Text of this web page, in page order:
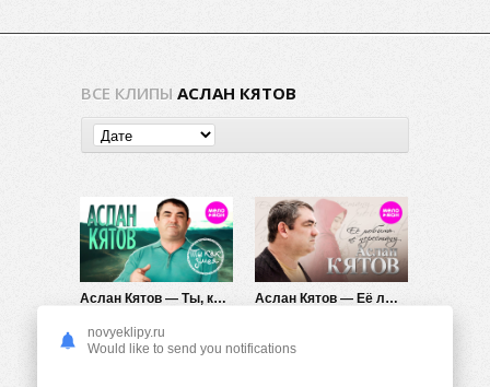
ВСЕ КЛИПЫ АСЛАН КЯТОВ
Аслан Кятов — Ты, как змея
Аслан Кятов — Её любить не перестану
novyeklipy.ru
Would like to send you notifications